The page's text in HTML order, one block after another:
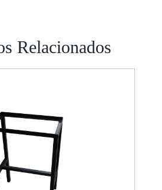
Relacionados